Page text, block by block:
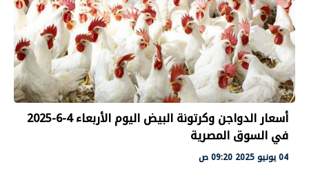
أسعار الدواجن وكرتونة البيض اليوم الأربعاء 4-6-2025
في السوق المصرية
04 يونيو 2025 09:20 ص